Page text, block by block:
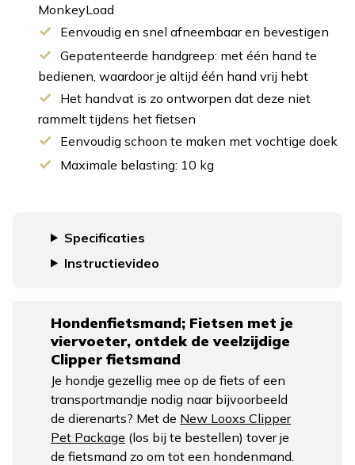
MonkeyLoad
Eenvoudig en snel afneembaar en bevestigen
Gepatenteerde handgreep: met één hand te
bedienen, waardoor je altijd één hand vrij hebt
Het handvat is zo ontworpen dat deze niet
rammelt tijdens het fietsen
Eenvoudig schoon te maken met vochtige doek
Maximale belasting: 10 kg
Specificaties
Instructievideo
Hondenfietsmand; Fietsen met je
viervoeter, ontdek de veelzijdige
Clipper fietsmand
Je hondje gezellig mee op de fiets of een
transportmandje nodig naar bijvoorbeeld
de dierenarts? Met de New Looxs Clipper
Pet Package (los bij te bestellen) tover je
de fietsmand zo om tot een hondenmand.